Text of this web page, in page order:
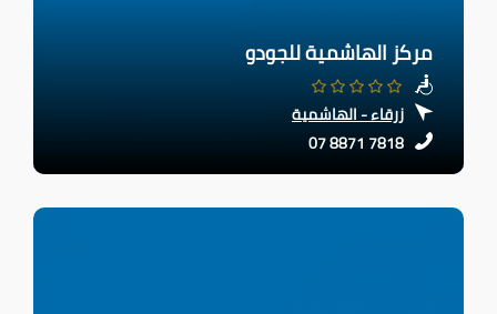
مركز الهاشمية للجودو
زرقاء - الهاشمية
07 8871 7818